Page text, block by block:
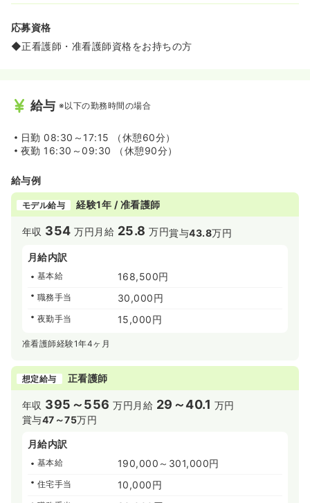
応募資格
◆正看護師・准看護師資格をお持ちの方
給与 ※以下の勤務時間の場合
日勤 08:30～17:15 （休憩60分）
夜勤 16:30～09:30 （休憩90分）
給与例
モデル給与 経験1年 / 准看護師
年収 354 万円 月給 25.8 万円賞与43.8万円
月給内訳
基本給 168,500円
職務手当 30,000円
夜勤手当 15,000円
准看護師経験1年4ヶ月
想定給与 正看護師
年収 395～556 万円 月給 29～40.1 万円
賞与47～75万円
月給内訳
基本給 190,000～301,000円
住宅手当 10,000円